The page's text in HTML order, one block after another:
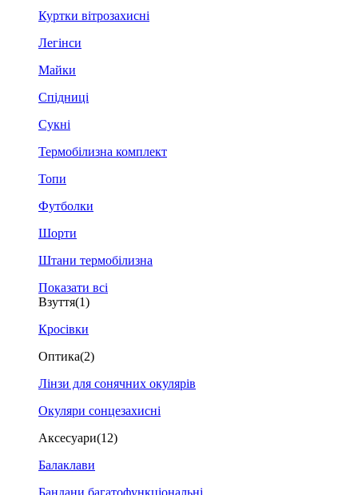
Куртки вітрозахисні
Легінси
Майки
Спідниці
Сукні
Термобілизна комплект
Топи
Футболки
Шорти
Штани термобілизна
Показати всі
Взуття(1)
Кросівки
Оптика(2)
Лінзи для сонячних окулярів
Окуляри сонцезахисні
Аксесуари(12)
Балаклави
Бандани багатофункціональні